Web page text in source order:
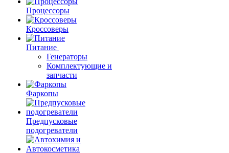
Процессоры
Кроссоверы
Питание
Генераторы
Комплектующие и
запчасти
Фаркопы
Предпусковые
подогреватели